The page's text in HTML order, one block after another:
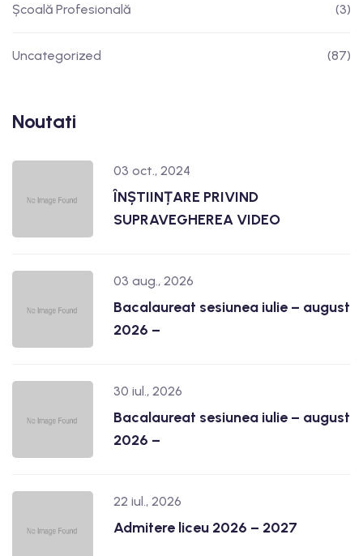
Școală Profesională (3)
Uncategorized (87)
Noutati
03 oct., 2024
ÎNȘTIINȚARE PRIVIND
SUPRAVEGHEREA VIDEO
03 aug., 2026
Bacalaureat sesiunea iulie – august
2026 –
30 iul., 2026
Bacalaureat sesiunea iulie – august
2026 –
22 iul., 2026
Admitere liceu 2026 – 2027